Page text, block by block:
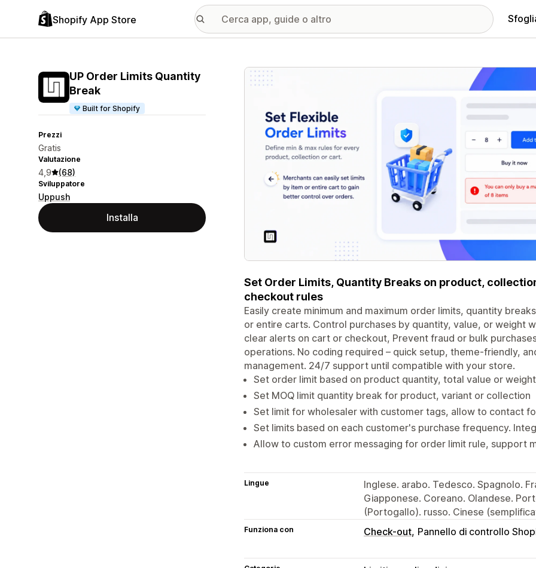
Shopify App Store
UP Order Limits Quantity
Break
Built for Shopify
Prezzi
Gratis
Valutazione
4,9 (68)
Sviluppatore
Uppush
Installa
Galleria immagini in evidenza
Set Order Limits, Quantity Breaks on product,
checkout rules
Easily create minimum and maximum order limits, quantity
or entire carts. Control purchases by quantity, value, or weight
clear alerts on cart or checkout, Prevent fraud or bulk
operations. No coding required – quick setup, theme-friendly,
management. 24/7 support until compatible with your store.
Set order limit based on product quantity, total value or weight
Set MOQ limit quantity break for product, variant or collection
Set limit for wholesaler with customer tags, allow to contact
Set limits based on each customer's purchase frequency.
Allow to custom error messaging for order limit rule, support
Lingue
Inglese. arabo. Tedesco. Spagnolo.
Giapponese. Coreano. Olandese.
(Portogallo). russo. Cinese
Funziona con Check-out Pannello di controllo